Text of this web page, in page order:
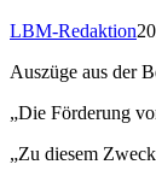
LBM-Redaktion
Auszüge aus der
„Die Förderung
„Zu diesem